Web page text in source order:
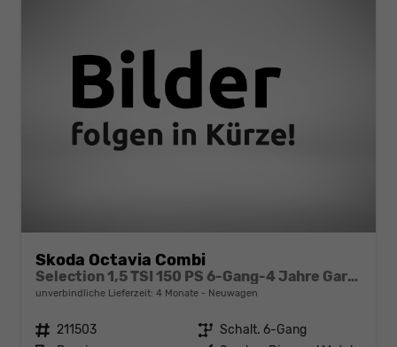
Skoda Octavia Combi
Selection 1,5 TSI 150 PS 6-Gang-4 Jahre Garantie-Anhängerkupplung schwenkbar-PDC vorne und hinten-Sitzheizung-Smart Link
unverbindliche Lieferzeit: 4 Monate Neuwagen
Fahrzeugnr. 211503 Getriebe Schalt. 6-Gang